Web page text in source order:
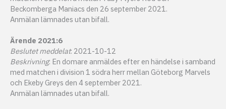
Beckomberga Maniacs den 26 september 2021.
Anmälan lämnades utan bifall.
Ärende 2021:6
Beslutet meddelat: 2021-10-12
Beskrivning: En domare anmäldes efter en händelse i samband
med matchen i division 1 södra herr mellan Göteborg Marvels
och Ekeby Greys den 4 september 2021.
Anmälan lämnades utan bifall.